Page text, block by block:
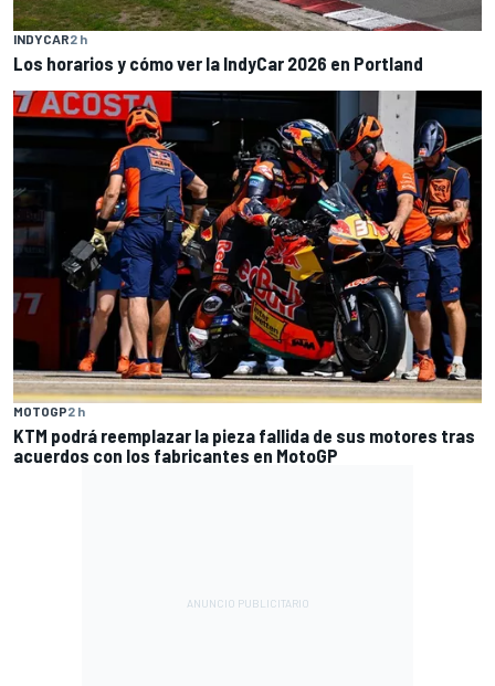
INDYCAR2 h
Los horarios y cómo ver la IndyCar 2026 en Portland
MOTOGP2 h
KTM podrá reemplazar la pieza fallida de sus motores tras
acuerdos con los fabricantes en MotoGP